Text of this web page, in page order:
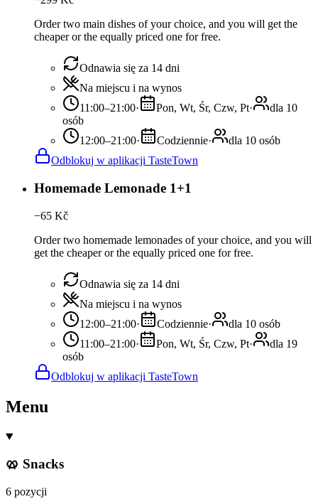
Order two main dishes of your choice, and you will get the
cheaper or the equally priced one for free.
Odnawia się za 14 dni
Na miejscu i na wynos
11:00–21:00· Pon, Wt, Śr, Czw, Pt·
dla 10
osób
12:00–21:00· Codziennie·
dla 10 osób
Odblokuj w aplikacji TasteTown
Homemade Lemonade 1+1
−65 Kč
Order two homemade lemonades of your choice, and you will
get the cheaper or the equally priced one for free.
Odnawia się za 14 dni
Na miejscu i na wynos
12:00–21:00· Codziennie·
dla 10 osób
11:00–21:00· Pon, Wt, Śr, Czw, Pt·
dla 19
osób
Odblokuj w aplikacji TasteTown
Menu
🥨 Snacks
6 pozycji